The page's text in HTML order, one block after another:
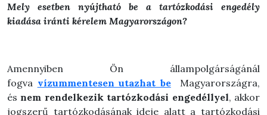
Mely esetben nyújtható be a tartózkodási engedély
kiadása iránti kérelem Magyarországon?
Amennyiben Ön állampolgárságánál
fogva vízummentesen utazhat beMagyarországra,
ésnem rendelkezik tartózkodási engedéllyel, akkor
jogszerű tartózkodásának ideje alatt a tartózkodási